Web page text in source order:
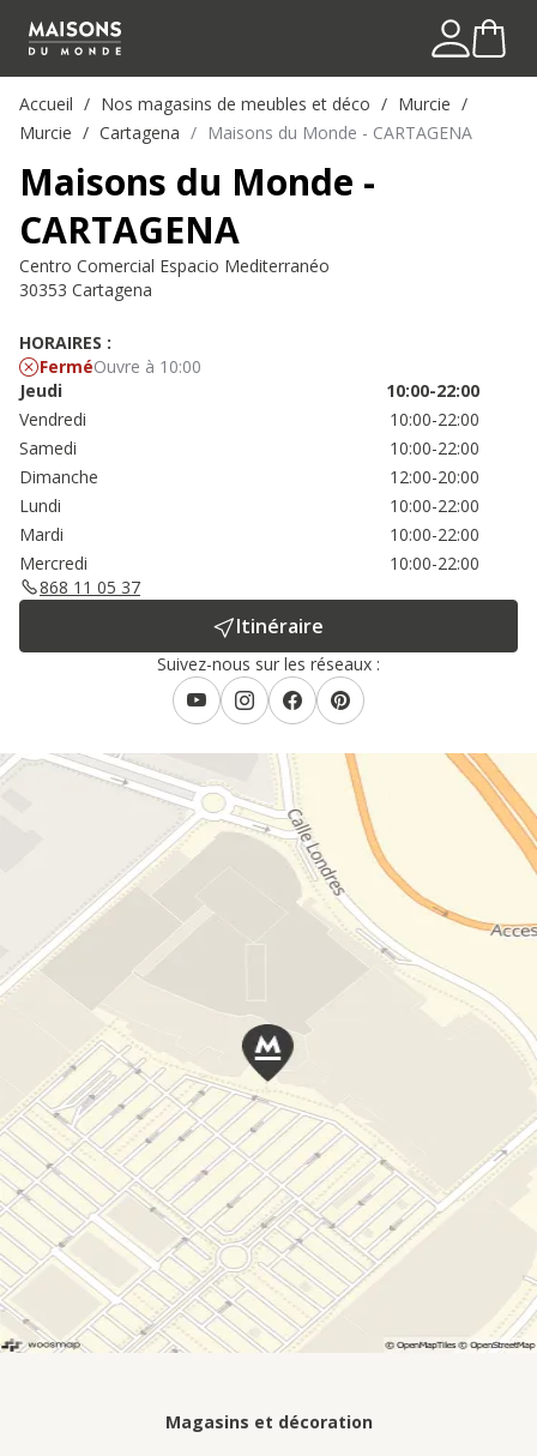
Accueil Nos magasins de meubles et déco
Murcie
Murcie
Cartagena Maisons du Monde - CARTAGENA
Maisons du Monde -
CARTAGENA
Centro Comercial Espacio Mediterranéo
30353 Cartagena
HORAIRES :
FerméOuvre à 10:00
Jeudi
10:00-22:00
Vendredi
10:00-22:00
Samedi
10:00-22:00
Dimanche
12:00-20:00
Lundi
10:00-22:00
Mardi
10:00-22:00
Mercredi
10:00-22:00
868 11 05 37
Itinéraire
Suivez-nous sur les réseaux :
Magasins et décoration